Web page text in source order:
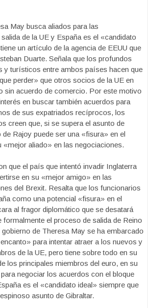
May busca aliados para las
de la UE y España es el «candidato
un artículo de la agencia de EEUU que
Duarte. Señala que los profundos
y turísticos entre ambos países hacen que
perder» que otros socios de la UE en
sin acuerdo de comercio. Por este motivo
en buscar también acuerdos para
de sus expatriados recíprocos, los
creen que, si se supera el asunto de
Rajoy puede ser una «fisura» en el
«mejor aliado» en las negociaciones.
que el país que intentó invadir Inglaterra
en su «mejor amigo» en las
del Brexit. Resalta que los funcionarios
como una potencial «fisura» en el
al fragor diplomático que se desatará
formalmente el proceso de salida de Reino
de Theresa May se ha embarcado
para intentar atraer a los nuevos y
de la UE, pero tiene sobre todo en su
los principales miembros del euro, en su
negociar los acuerdos con el bloque
es el «candidato ideal» siempre que
asunto de Gibraltar.